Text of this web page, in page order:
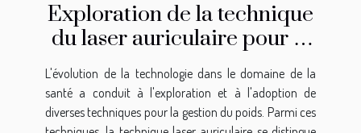
Exploration de la technique
du laser auriculaire pour la
gestion du poids
L'évolution de la technologie dans le domaine de la
santé a conduit à l'exploration et à l'adoption de
diverses techniques pour la gestion du poids. Parmi ces